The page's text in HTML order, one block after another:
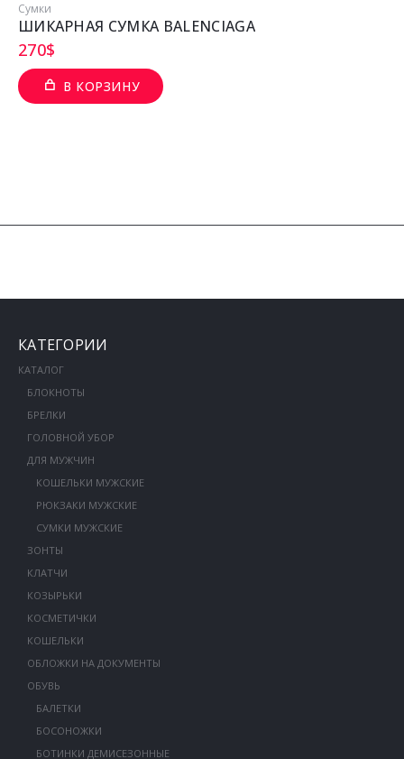
Сумки
ШИКАРНАЯ СУМКА BALENCIAGA
270$
В КОРЗИНУ
КАТЕГОРИИ
КАТАЛОГ
БЛОКНОТЫ
БРЕЛКИ
ГОЛОВНОЙ УБОР
ДЛЯ МУЖЧИН
КОШЕЛЬКИ МУЖСКИЕ
РЮКЗАКИ МУЖСКИЕ
СУМКИ МУЖСКИЕ
ЗОНТЫ
КЛАТЧИ
КОЗЫРЬКИ
КОСМЕТИЧКИ
КОШЕЛЬКИ
ОБЛОЖКИ НА ДОКУМЕНТЫ
ОБУВЬ
БАЛЕТКИ
БОСОНОЖКИ
БОТИНКИ ДЕМИСЕЗОННЫЕ